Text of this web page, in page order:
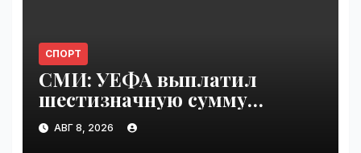
СПОРТ
СМИ: УЕФА выплатил
шестизначную сумму
любовнице Инфантино |
VseTime.ru
АВГ 8, 2026